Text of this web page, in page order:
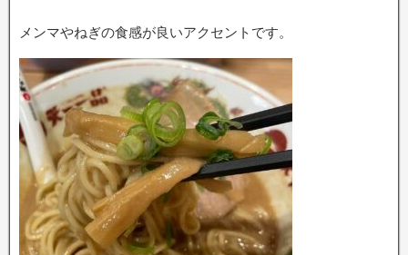
メンマやねぎの食感が良いアクセントです。